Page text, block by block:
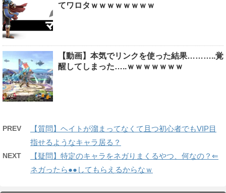
てワロタｗｗｗｗｗｗｗｗ
【動画】本気でリンクを使った結果………..覚
醒してしまった…..ｗｗｗｗｗｗｗ
PREV
【質問】ヘイトが溜まってなくて且つ初心者でもVIP目
指せるようなキャラ居る？
NEXT
【疑問】特定のキャラをネガりまくるやつ、何なの？⇐
ネガったら●●してもらえるからなｗ